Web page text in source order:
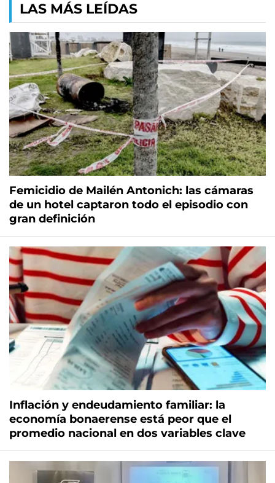
LAS MÁS LEÍDAS
Femicidio de Mailén Antonich: las cámaras
de un hotel captaron todo el episodio con
gran definición
Inflación y endeudamiento familiar: la
economía bonaerense está peor que el
promedio nacional en dos variables clave